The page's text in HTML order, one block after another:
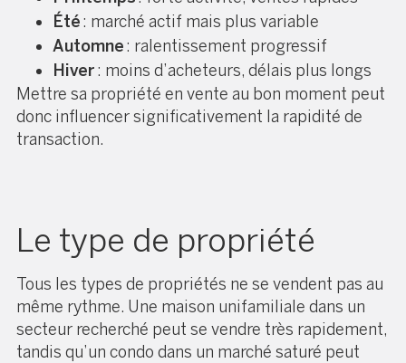
Été: marché actif mais plus variable
Automne: ralentissement progressif
Hiver: moins d’acheteurs, délais plus longs
Mettre sa propriété en vente au bon moment peut
donc influencer significativement la rapidité de
transaction.
Le type de propriété
Tous les types de propriétés ne se vendent pas au
même rythme. Une maison unifamiliale dans un
secteur recherché peut se vendre très rapidement,
tandis qu’un condo dans un marché saturé peut